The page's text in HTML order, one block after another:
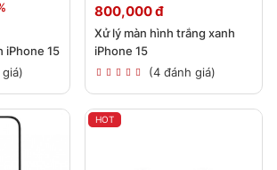
iPhone 15
800,000 đ
Xử lý màn hình trắng xanh
iPhone 15
(4 đánh giá)
HOT